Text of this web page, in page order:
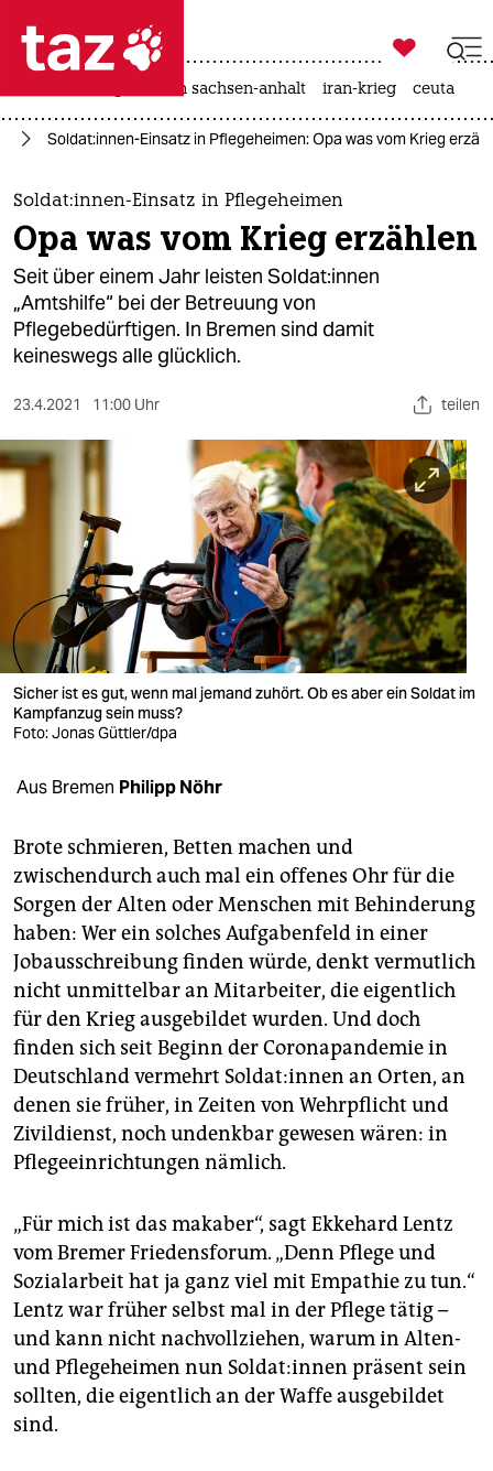
 taz zahl ich
taz zahl ich
themen
politik
öko
gesellschaft
kultur
sport
berlin
wahrheit
verlag
verlag
veranstaltungen
unterstützen
abo
genossenschaft
epaper login

taz zahl ich
landtagswahl in sachsen-anhalt iran-krieg ceuta
Sol­da­t:in­nen-Einsatz in Pflegeheimen: Opa was vom Krieg
Sol­da­t:in­nen-Einsatz in Pflegeheimen
Opa was vom Krieg erzählen
Seit über einem Jahr leisten Sol­da­t:in­nen
„Amtshilfe“ bei der Betreuung von
Pflegebedürftigen. In Bremen sind damit
keineswegs alle glücklich.
23.4.2021 11:00 Uhr teilen
Sicher ist es gut, wenn mal jemand zuhört. Ob es aber ein Soldat im
Kampfanzug sein muss?
Foto: Jonas Güttler/dpa
Aus Bremen Philipp Nöhr
Brote schmieren, Betten machen und
zwischendurch auch mal ein offenes Ohr für die
Sorgen der Alten oder Menschen mit Behinderung
haben: Wer ein solches Aufgabenfeld in einer
Jobausschreibung finden würde, denkt vermutlich
nicht unmittelbar an Mitarbeiter, die eigentlich
für den Krieg ausgebildet wurden. Und doch
finden sich seit Beginn der Coronapandemie in
Deutschland vermehrt Sol­da­t:in­nen an Orten, an
denen sie früher, in Zeiten von Wehrpflicht und
Zivildienst, noch undenkbar gewesen wären: in
Pflegeeinrichtungen nämlich.
„Für mich ist das makaber“, sagt Ekkehard Lentz
vom Bremer Friedensforum. „Denn Pflege und
Sozialarbeit hat ja ganz viel mit Empathie zu tun.“
Lentz war früher selbst mal in der Pflege tätig –
und kann nicht nachvollziehen, warum in Alten-
und Pflegeheimen nun Sol­da­t:in­nen präsent sein
sollten, die eigentlich an der Waffe ausgebildet
sind.